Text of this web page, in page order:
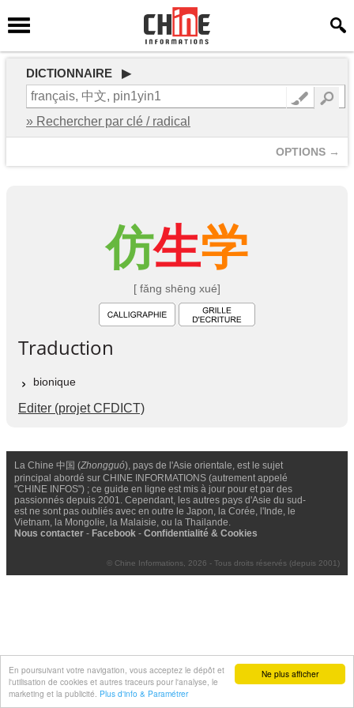
Ne plus afficher
En poursuivant votre navigation, vous acceptez le dépôt et
l'utilisation de cookies et autres traceurs pour l'analyse, le
marketing et la publicité. Plus d'info & Paramétrer
DICTIONNAIRE ▶
» Rechercher par clé / radical
OPTIONS →
仿生学
[ fǎng shēng xué]
Traduction
bionique
Editer (projet CFDICT)
La Chine 中国 (Zhongguó), pays de l'Asie orientale, est le sujet
principal abordé sur CHINE INFORMATIONS (autrement appelé
"CHINE INFOS") ; ce guide en ligne est mis à jour pour et par des
passionnés depuis 2001. Cependant, les autres pays d'Asie du sud-
est ne sont pas oubliés avec en outre le Japon, la Corée, l'Inde, le
Vietnam, la Mongolie, la Malaisie, ou la Thailande.
Nous contacter - Facebook - Confidentialité & Cookies
© Chine Informations, 2026 - Tous droits réservés (depuis 2001)